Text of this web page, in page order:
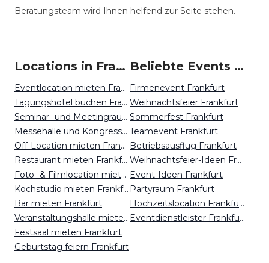
Beratungsteam wird Ihnen helfend zur Seite stehen.
Locations in Frankfurt mieten
Eventlocation mieten Frankfurt
Tagungshotel buchen Frankfurt
Seminar- und Meetingraum mieten Frankfurt
Messehalle und Kongresszentrum mieten Frankfurt
Off-Location mieten Frankfurt
Restaurant mieten Frankfurt
Foto- & Filmlocation mieten Frankfurt
Kochstudio mieten Frankfurt
Bar mieten Frankfurt
Veranstaltungshalle mieten Frankfurt
Festsaal mieten Frankfurt
Geburtstag feiern Frankfurt
Beliebte Events in Frankfurt
Firmenevent Frankfurt
Weihnachtsfeier Frankfurt
Sommerfest Frankfurt
Teamevent Frankfurt
Betriebsausflug Frankfurt
Weihnachtsfeier-Ideen Frankfurt
Event-Ideen Frankfurt
Partyraum Frankfurt
Hochzeitslocation Frankfurt
Eventdienstleister Frankfurt